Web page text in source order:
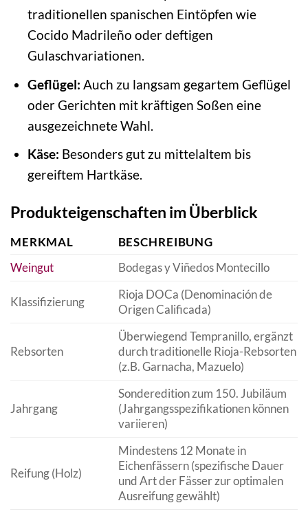
traditionellen spanischen Eintöpfen wie
Cocido Madrileño oder deftigen
Gulaschvariationen.
Geflügel: Auch zu langsam gegartem Geflügel
oder Gerichten mit kräftigen Soßen eine
ausgezeichnete Wahl.
Käse: Besonders gut zu mittelaltem bis
gereiftem Hartkäse.
Produkteigenschaften im Überblick
MERKMAL
BESCHREIBUNG
Weingut
Bodegas y Viñedos Montecillo
Klassifizierung
Rioja DOCa (Denominación de
Origen Calificada)
Rebsorten
Überwiegend Tempranillo, ergänzt
durch traditionelle Rioja-Rebsorten
(z.B. Garnacha, Mazuelo)
Jahrgang
Sonderedition zum 150. Jubiläum
(Jahrgangsspezifikationen können
variieren)
Reifung (Holz)
Mindestens 12 Monate in
Eichenfässern (spezifische Dauer
und Art der Fässer zur optimalen
Ausreifung gewählt)